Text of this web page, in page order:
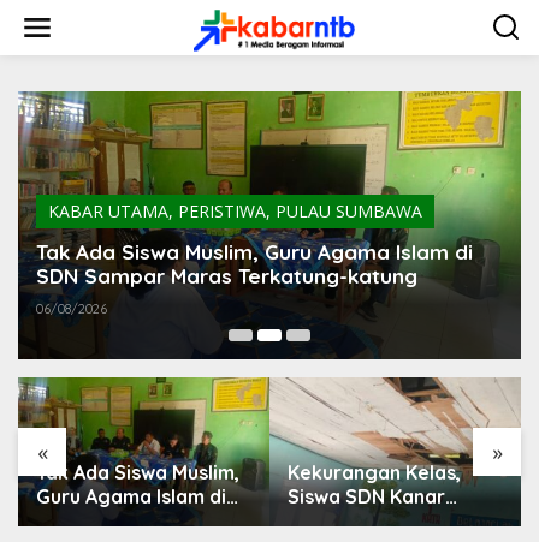
w
KABAR UTAMA, PERISTIWA, PULAU SUMBAWA
Tak Ada Siswa Muslim, Guru Agama Islam di
SDN Sampar Maras Terkatung-katung ‎
06/08/2026
« »
Tak Ada Siswa Muslim,
Guru Agama Islam di
SDN Sampar Maras
Kekurangan Kelas,
Siswa SDN Kanar
Rebutan Ruang